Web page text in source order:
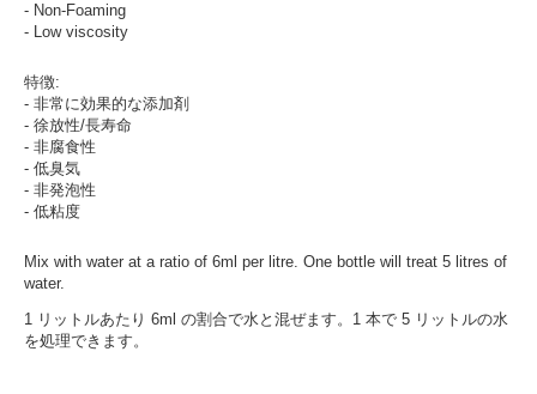
- Non-Foaming
- Low viscosity
特徴:
- 非常に効果的な添加剤
- 徐放性/長寿命
- 非腐食性
- 低臭気
- 非発泡性
- 低粘度
Mix with water at a ratio of 6ml per litre. One bottle will treat 5 litres of
water.
1 リットルあたり 6ml の割合で水と混ぜます。1 本で 5 リットルの水
を処理できます。